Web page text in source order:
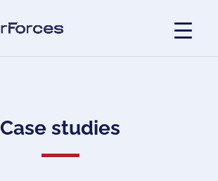
Case studies